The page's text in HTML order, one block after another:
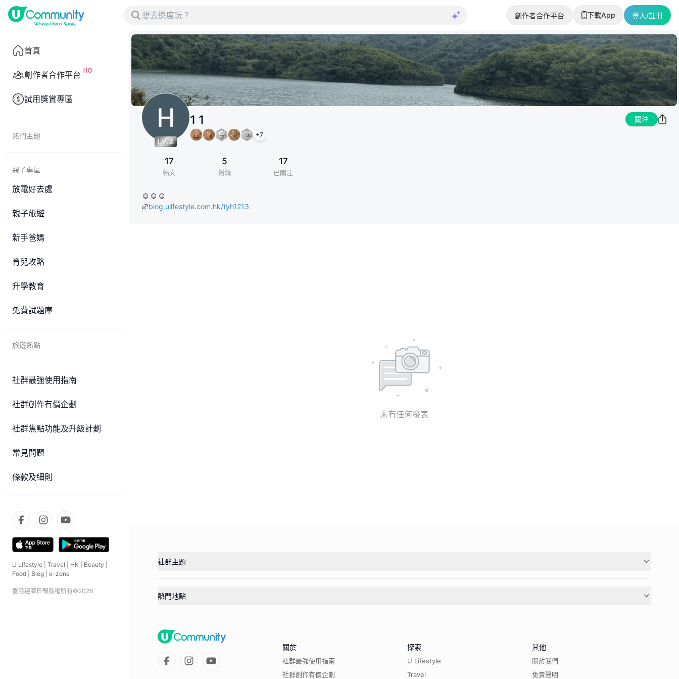
創作者合作平台 下載App 登入/註冊
首頁
創作者合作平台
試用獎賞專區
熱門主題
親子專區
放電好去處
親子旅遊
新手爸媽
育兒攻略
升學教育
免費試題庫
旅遊熱點
社群最強使用指南
社群創作有價企劃
社群焦點功能及升級計劃
常見問題
條款及細則
U Lifestyle Travel HK Beauty
Food
Blog e-zone
香港經濟日報版權所有©2026
1 1
+7
關注
17
帖文
5
粉絲
17
已關注
☺️☺️☺️
blog.ulifestyle.com.hk/tyh1213
未有任何發表
社群主題
熱門地點
關於
社群最強使用指南
社群創作有價企劃
探索
U Lifestyle
Travel
其他
關於我們
免責聲明